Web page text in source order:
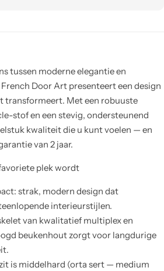
tussen moderne elegantie en
Door Art presenteert een design
transformeert. Met een robuuste
stof en een stevig, ondersteunend
kwaliteit die u kunt voelen — en
van 2 jaar.
plek wordt
strak, modern design dat
interieurstijlen.
van kwalitatief multiplex en
beukenhout zorgt voor langdurige
is middelhard (orta sert — medium